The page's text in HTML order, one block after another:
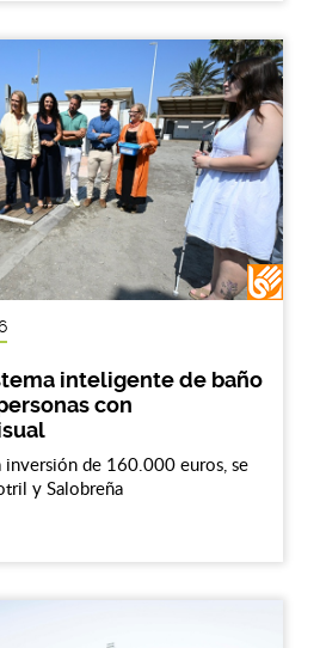
inteligente de baño
con
de 160.000 euros, se
y Salobreña